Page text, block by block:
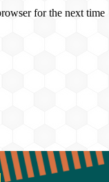
for the next time